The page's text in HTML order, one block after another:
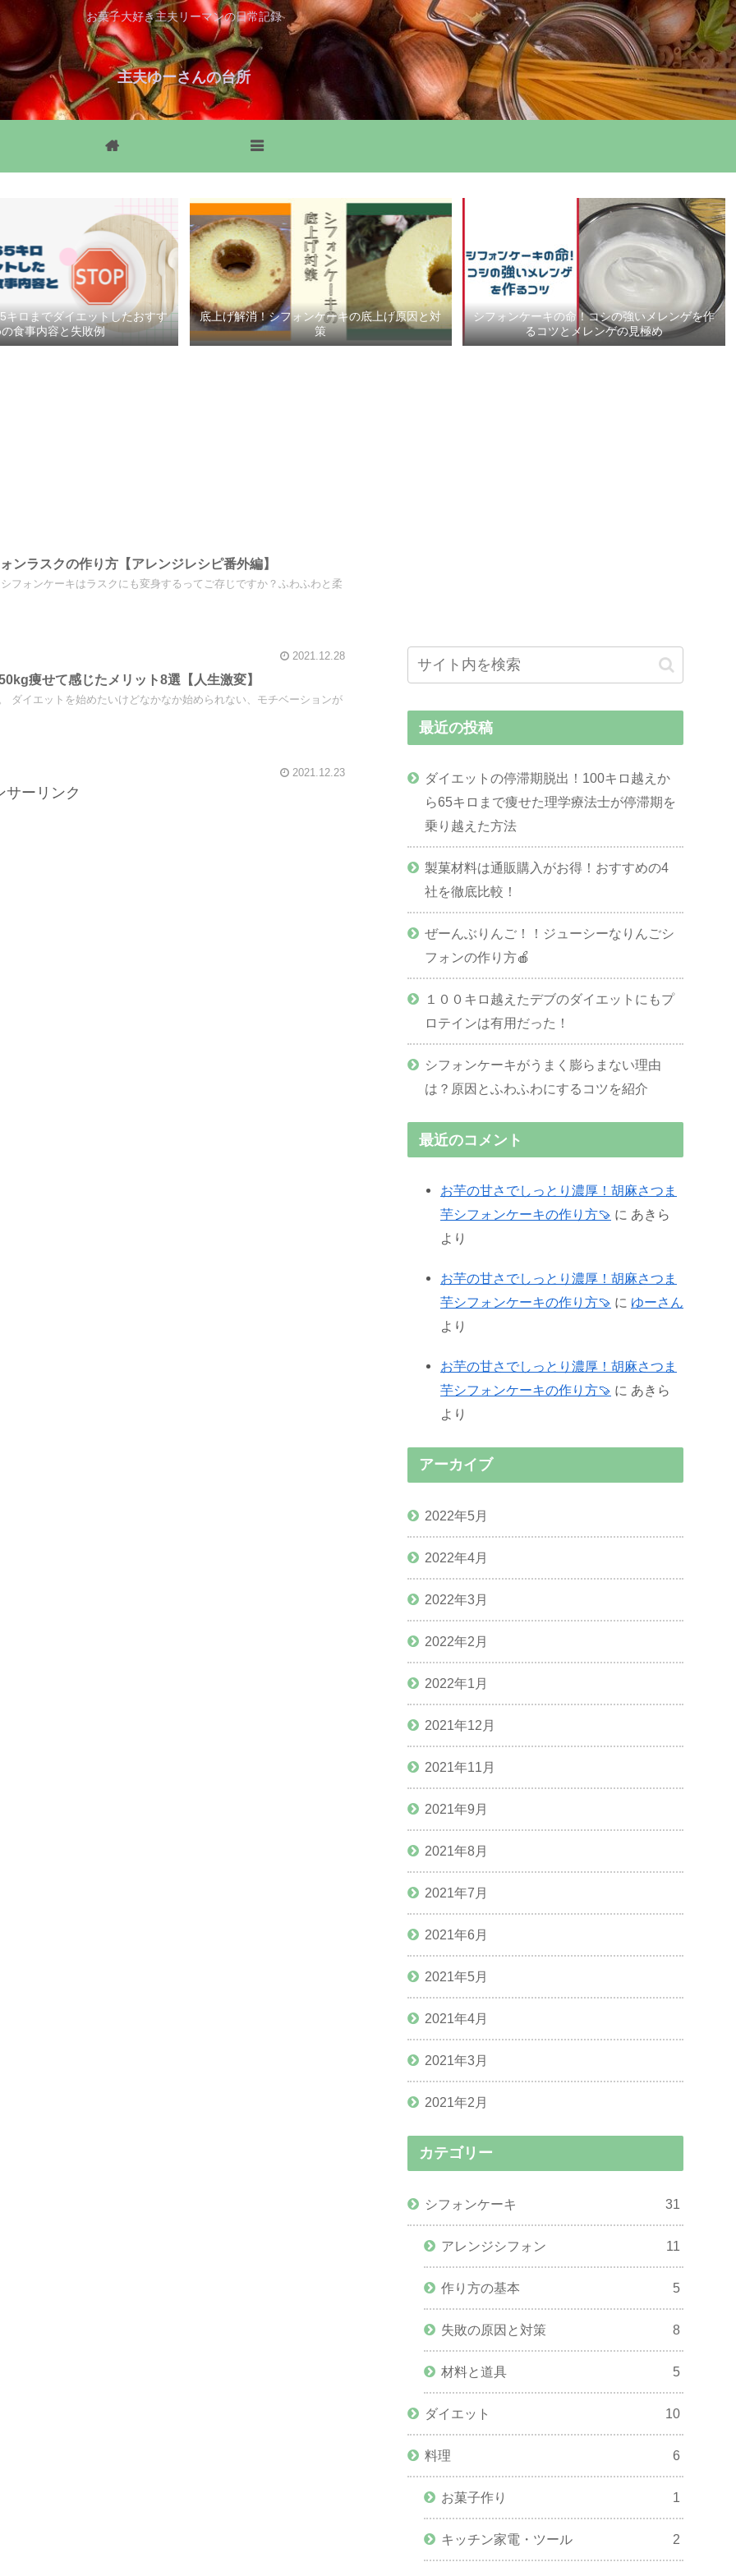
お菓子大好き主夫リーマンの日常記録
主夫ゆーさんの台所
MENU
キロまでダイエットしたおすす
食事内容と失敗例
底上げ解消！シフォンケーキの底上げ原因と対
策
シフォンケーキの命！コシの強いメレンゲを作
るコツとメレンゲの見極め
ンラスクの作り方【アレンジレシピ番外編】
フォンケーキはラスクにも変身するってご存じですか？ふわふわと柔
2021.12.28
痩せて感じたメリット8選【人生激変】
ダイエットを始めたいけどなかなか始められない、モチベーションが
2021.12.23
サーリンク
最近の投稿
ダイエットの停滞期脱出！100キロ越えか
ら65キロまで痩せた理学療法士が停滞期を
乗り越えた方法
製菓材料は通販購入がお得！おすすめの4
社を徹底比較！
ぜーんぶりんご！！ジューシーなりんごシ
フォンの作り方🍎
１００キロ越えたデブのダイエットにもプ
ロテインは有用だった！
シフォンケーキがうまく膨らまない理由
は？原因とふわふわにするコツを紹介
最近のコメント
お芋の甘さでしっとり濃厚！胡麻さつま
芋シフォンケーキの作り方🍠 に あきら
より
お芋の甘さでしっとり濃厚！胡麻さつま
芋シフォンケーキの作り方🍠 に ゆーさん
より
お芋の甘さでしっとり濃厚！胡麻さつま
芋シフォンケーキの作り方🍠 に あきら
より
アーカイブ
2022年5月
2022年4月
2022年3月
2022年2月
2022年1月
2021年12月
2021年11月
2021年9月
2021年8月
2021年7月
2021年6月
2021年5月
2021年4月
2021年3月
2021年2月
カテゴリー
シフォンケーキ 31
アレンジシフォン 11
作り方の基本 5
失敗の原因と対策 8
材料と道具 5
ダイエット 10
料理 6
お菓子作り 1
キッチン家電・ツール 2